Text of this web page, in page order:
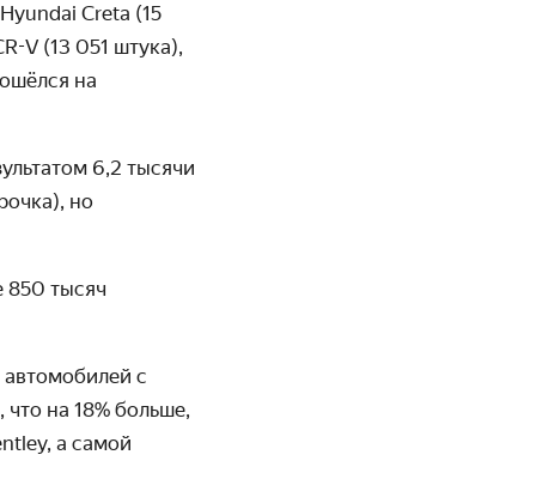
Creta (15
V (13 051 штука),
на
6,2 тысячи
но
850 тысяч
с
на 18% больше,
а самой